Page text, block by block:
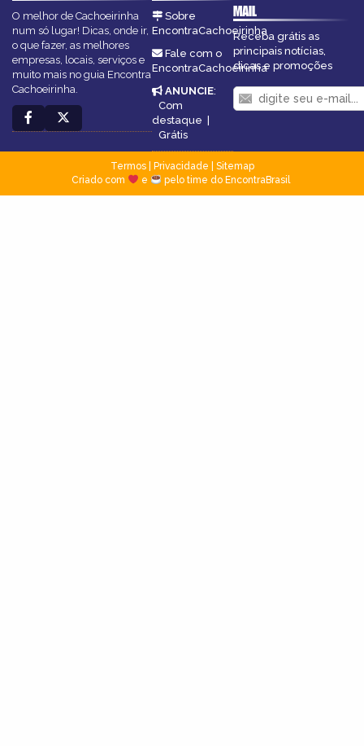
O melhor de Cachoeirinha
num só lugar! Dicas, onde ir,
o que fazer, as melhores
empresas, locais, serviços e
muito mais no guia Encontra
Cachoeirinha.
Sobre
EncontraCachoeirinha
Fale com o
EncontraCachoeirinha
ANUNCIE:
Com
destaque
Grátis
MAIL
Receba grátis as
principais notícias,
dicas e promoções
Termos| Privacidade
Sitemap
Criado com
e pelo time do EncontraBrasil